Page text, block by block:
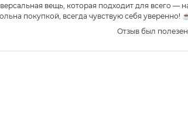
вещь, которая подходит для всего —
покупкой, всегда чувствую себя уверенно!
Отзыв был